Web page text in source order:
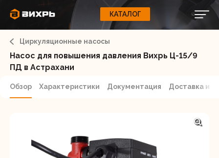
КАТАЛОГ
КАТАЛОГ
Вход Регистрация
О бренде
Блог
Контакты
Свернуть
ИНСТРУМЕНТ
СЕЛЬХОЗТЕХНИКА
Циркуляционные насосы
Насос для повышения давления Вихрь Ц-15/9
ПД в Астрахани
Обзор Характеристики Документация Доставка и
ВАШ ЗАКАЗ
Корзина